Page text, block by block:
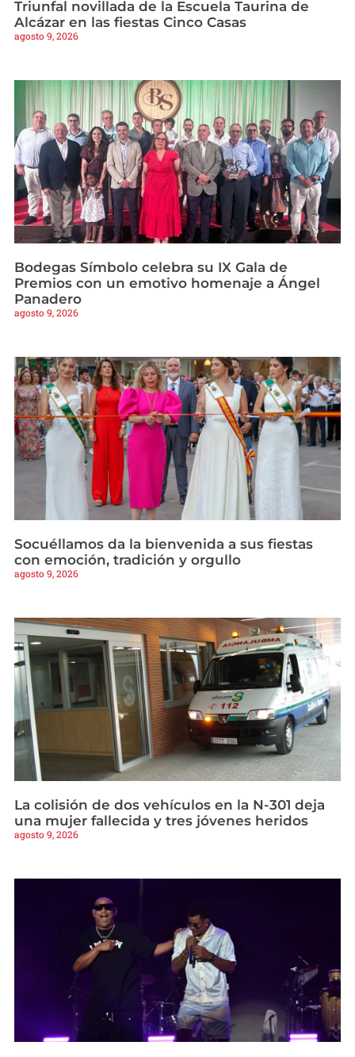
Triunfal novillada de la Escuela Taurina de
Alcázar en las fiestas Cinco Casas
agosto 9, 2026
Bodegas Símbolo celebra su IX Gala de
Premios con un emotivo homenaje a Ángel
Panadero
agosto 9, 2026
Socuéllamos da la bienvenida a sus fiestas
con emoción, tradición y orgullo
agosto 9, 2026
La colisión de dos vehículos en la N-301 deja
una mujer fallecida y tres jóvenes heridos
agosto 9, 2026